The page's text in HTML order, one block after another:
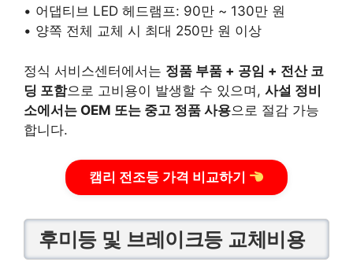
• 어댑티브 LED 헤드램프: 90만 ~ 130만 원
• 양쪽 전체 교체 시 최대 250만 원 이상
정식 서비스센터에서는 정품 부품 + 공임 + 전산 코
딩 포함으로 고비용이 발생할 수 있으며, 사설 정비
소에서는 OEM 또는 중고 정품 사용으로 절감 가능
합니다.
캠리 전조등 가격 비교하기
후미등 및 브레이크등 교체비용